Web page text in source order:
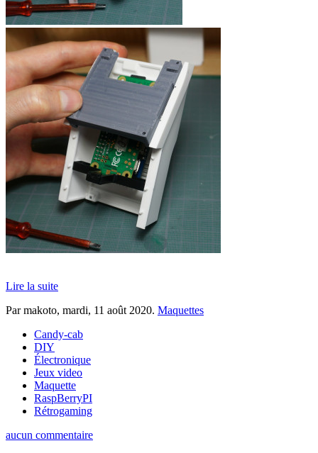
Lire la suite
Par makoto, mardi, 11 août 2020. Maquettes
Candy-cab
DIY
Électronique
Jeux video
Maquette
RaspBerryPI
Rétrogaming
aucun commentaire